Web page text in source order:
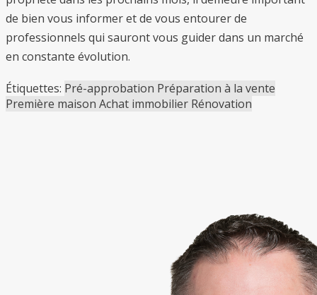
de bien vous informer et de vous entourer de
professionnels qui sauront vous guider dans un marché
en constante évolution.
Étiquettes: Pré-approbation Préparation à la vente
Première maison Achat immobilier Rénovation